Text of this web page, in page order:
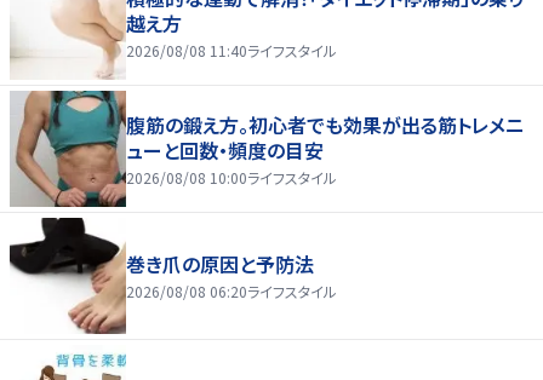
越え方
2026/08/08 11:40ライフスタイル
腹筋の鍛え方。初心者でも効果が出る筋トレメニ
ューと回数・頻度の目安
2026/08/08 10:00ライフスタイル
巻き爪の原因と予防法
2026/08/08 06:20ライフスタイル